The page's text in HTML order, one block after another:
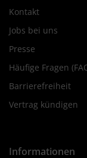
Kontakt
Jobs bei uns
Presse
Häufige Fragen
Barrierefreiheit
Vertrag kündigen
Informationen